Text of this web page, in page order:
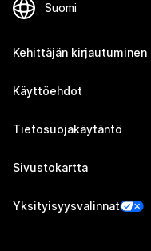
Kehittäjän kirjautuminen
Käyttöehdot
Tietosuojakäytäntö
Sivustokartta
Yksityisyysvalinnat